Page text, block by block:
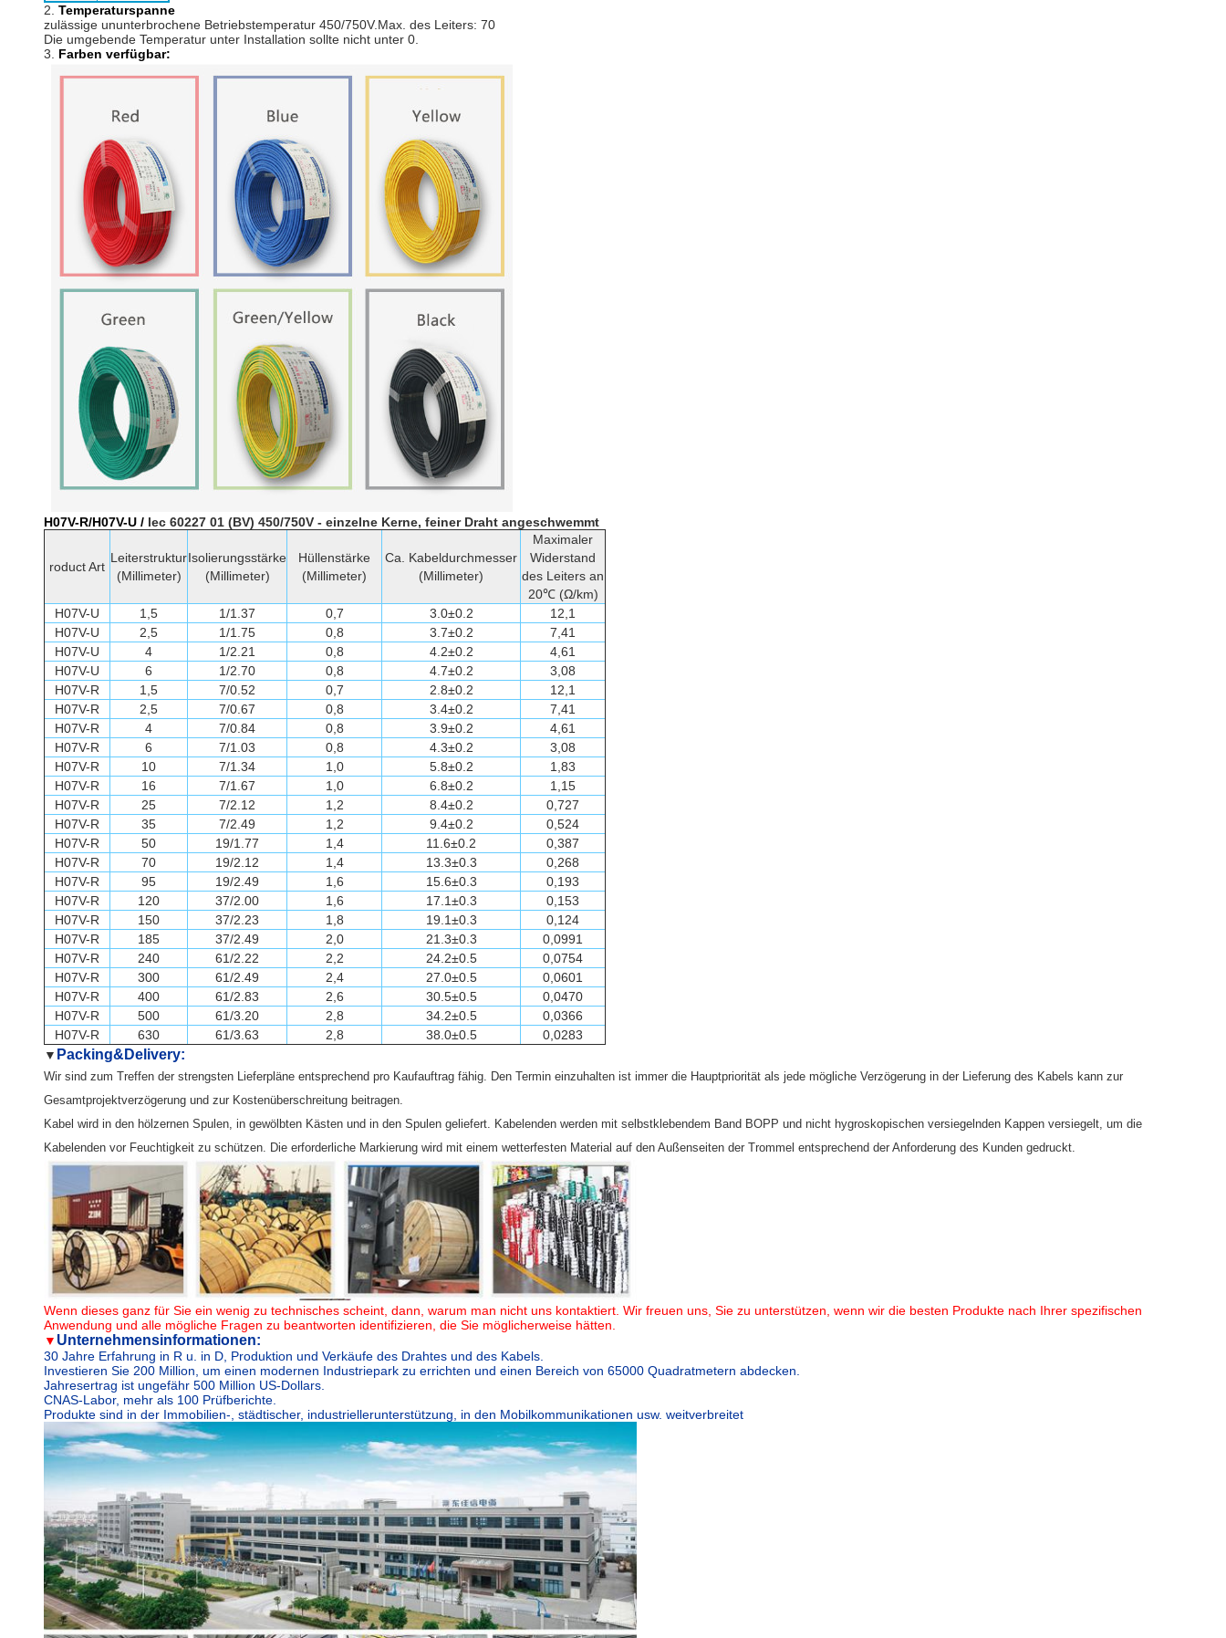
2. Temperaturspanne
zulässige ununterbrochene Betriebstemperatur 450/750V.Max. des Leiters: 70
Die umgebende Temperatur unter Installation sollte nicht unter 0.
3. Farben verfügbar:
H07V-R/H07V-U / Iec 60227 01 (BV) 450/750V - einzelne Kerne, feiner Draht angeschwemmt
roduct Art
Leiterstruktur
(Millimeter)
Isolierungsstärke
(Millimeter)
Hüllenstärke
(Millimeter)
Ca. Kabeldurchmesser
(Millimeter)
Maximaler
Widerstand
des Leiters an
20℃ (Ω/km)
H07V-U
1,5 1/1.37 0,7 3.0±0.2
12,1
H07V-U
2,5 1/1.75 0,8 3.7±0.2
7,41
H07V-U
4 1/2.21 0,8 4.2±0.2
4,61
H07V-U
6 1/2.70 0,8 4.7±0.2
3,08
H07V-R
1,5 7/0.52 0,7 2.8±0.2
12,1
H07V-R
2,5 7/0.67 0,8 3.4±0.2
7,41
H07V-R
4 7/0.84 0,8 3.9±0.2
4,61
H07V-R
6 7/1.03 0,8 4.3±0.2
3,08
H07V-R
10 7/1.34 1,0 5.8±0.2
1,83
H07V-R
16 7/1.67 1,0 6.8±0.2
1,15
H07V-R
25 7/2.12 1,2 8.4±0.2
0,727
H07V-R
35 7/2.49 1,2 9.4±0.2
0,524
H07V-R
50 19/1.77 1,4 11.6±0.2
0,387
H07V-R
70 19/2.12 1,4 13.3±0.3
0,268
H07V-R
95 19/2.49 1,6 15.6±0.3
0,193
H07V-R
120 37/2.00 1,6 17.1±0.3
0,153
H07V-R
150 37/2.23 1,8 19.1±0.3
0,124
H07V-R
185 37/2.49 2,0 21.3±0.3
0,0991
H07V-R
240 61/2.22 2,2 24.2±0.5
0,0754
H07V-R
300 61/2.49 2,4 27.0±0.5
0,0601
H07V-R
400 61/2.83 2,6 30.5±0.5
0,0470
H07V-R
500 61/3.20 2,8 34.2±0.5
0,0366
H07V-R
630 61/3.63 2,8 38.0±0.5
0,0283
▼ Packing&Delivery:
Wir sind zum Treffen der strengsten Lieferpläne entsprechend pro Kaufauftrag fähig. Den Termin einzuhalten ist immer die Hauptpriorität als jede mögliche Verzögerung in der Lieferung des Kabels kann zur
Gesamtprojektverzögerung und zur Kostenüberschreitung beitragen.
Kabel wird in den hölzernen Spulen, in gewölbten Kästen und in den Spulen geliefert. Kabelenden werden mit selbstklebendem Band BOPP und nicht hygroskopischen versiegelnden Kappen versiegelt, um die
Kabelenden vor Feuchtigkeit zu schützen. Die erforderliche Markierung wird mit einem wetterfesten Material auf den Außenseiten der Trommel entsprechend der Anforderung des Kunden gedruckt.
Wenn dieses ganz für Sie ein wenig zu technisches scheint, dann, warum man nicht uns kontaktiert. Wir freuen uns, Sie zu unterstützen, wenn wir die besten Produkte nach Ihrer spezifischen
Anwendung und alle mögliche Fragen zu beantworten identifizieren, die Sie möglicherweise hätten.
▼ Unternehmensinformationen:
30 Jahre Erfahrung in R u. in D, Produktion und Verkäufe des Drahtes und des Kabels.
Investieren Sie 200 Million, um einen modernen Industriepark zu errichten und einen Bereich von 65000 Quadratmetern abdecken.
Jahresertrag ist ungefähr 500 Million US-Dollars.
CNAS-Labor, mehr als 100 Prüfberichte.
Produkte sind in der Immobilien-, städtischer, industriellerunterstützung, in den Mobilkommunikationen usw. weitverbreitet